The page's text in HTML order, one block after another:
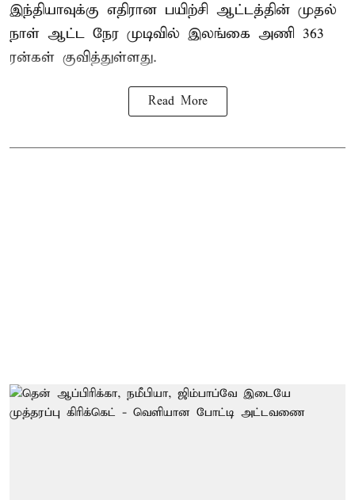
இந்தியாவுக்கு எதிரான பயிற்சி ஆட்டத்தின் முதல்
நாள் ஆட்ட நேர முடிவில் இலங்கை அணி 363
ரன்கள் குவித்துள்ளது.
Read More